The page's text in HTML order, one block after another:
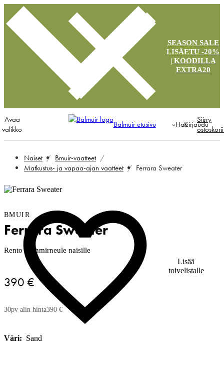
SEASON SALE
LISÄETU -20%
| KOODILLA
EXTRA20
Avaa
valikko
Balmuir etusivu HaeKirjaudu
Siirry
Naiset
Bmuir-vaatteet
Matkustus- ja vapaa-ajan vaatteet
Ferrara Sweater
Lisää
toivelistalle
BMUIR
Ferrara Sweater
Rento kashmirneule naisille
390 €
30pv alin hinta390 €
Väri: Sand